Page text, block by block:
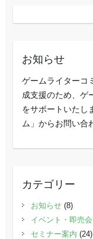
お知らせ
ゲームライターコ
成支援のため、ゲ
をサポートいたし
ム」からお問い合
カテゴリー
お知らせ(8)
イベント・即売会
セミナー案内 (24)